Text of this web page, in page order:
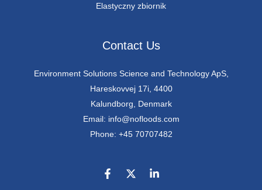
Elastyczny zbiornik
Contact Us
Environment Solutions Science and Technology ApS,
Hareskovvej 17i, 4400
Kalundborg, Denmark
Email: info@nofloods.com
Phone: +45 70707482